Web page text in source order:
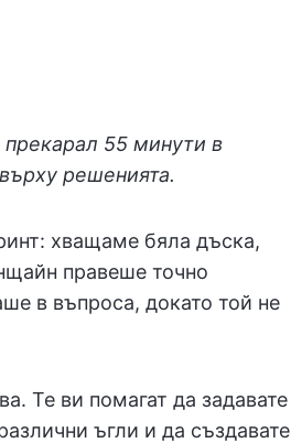
55 минути в
решенията.
хващаме бяла дъска,
правеше точно
в въпроса, докато той не
Те ви помагат да задавате
ъгли и да създавате